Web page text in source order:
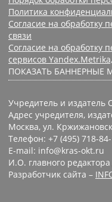
Политика
Согласие на обработку
связи
Согласие на
сервисов
ПОКАЗАТЬ БАННЕРНЫЕ
Учредитель и
Адрес учредителя,
Москва, ул.
Телефон: +7 (495) 718-84-
E-mail: info@kras-okt.ru
И.О. главного
Разработчик сайта –